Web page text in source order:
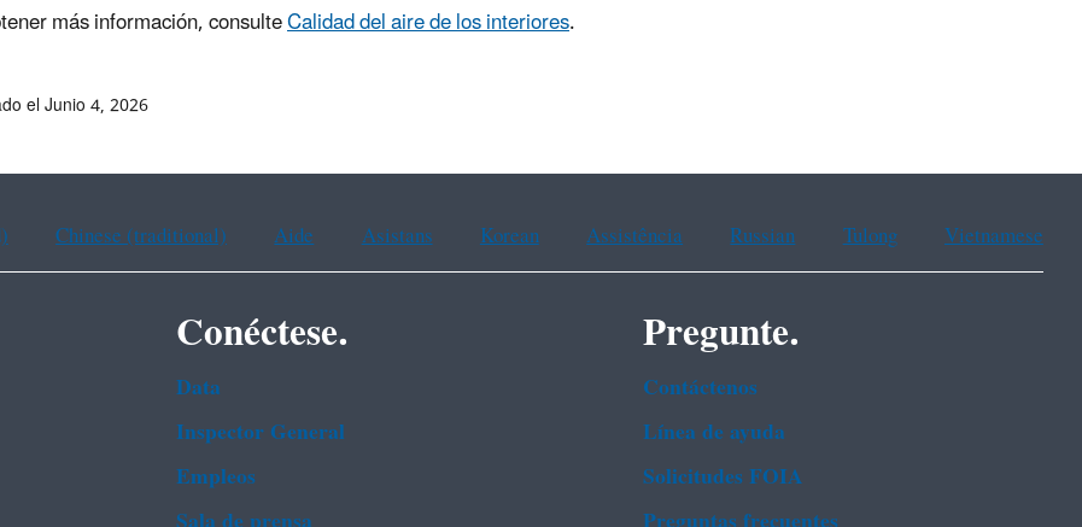
más información, consulteCalidad del aire de los interiores.
el Junio 4, 2026
Chinese (traditional) Aide Asistans Korean Assistência Russian Tulong Vietnamese
Conéctese.
Data
Inspector General
Empleos
Pregunte.
Contáctenos
Línea de ayuda
Solicitudes FOIA